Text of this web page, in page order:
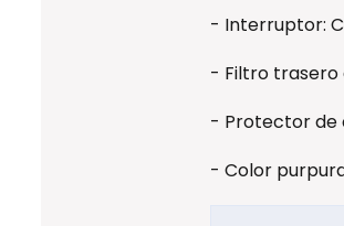
- Interruptor:
- Filtro trasero
- Protector de
- Color